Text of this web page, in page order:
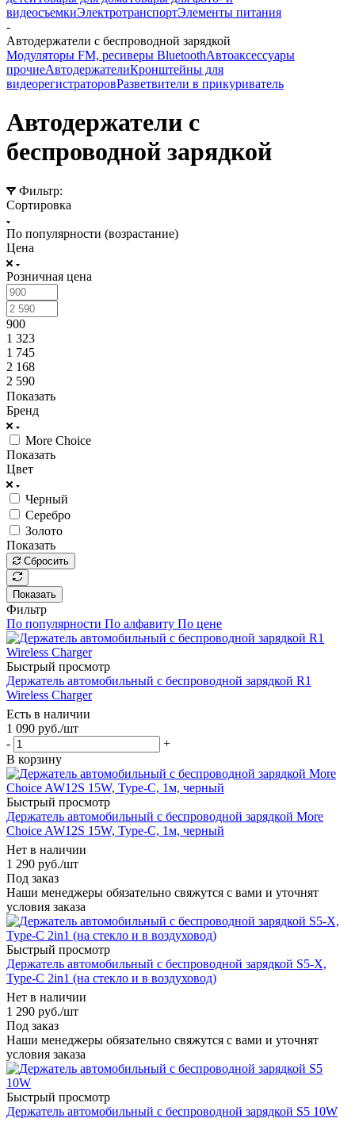
видеосъемкиЭлектротранспортЭлементы питания
-
Автодержатели с беспроводной зарядкой
Модуляторы FM, ресиверы BluetoothАвтоаксессуары
прочиеАвтодержателиКронштейны для
видеорегистраторовРазветвители в прикуриватель
Автодержатели с
беспроводной зарядкой
Фильтр:
Сортировка
По популярности (возрастание)
Цена
Розничная цена
900
1 323
1 745
2 168
2 590
Показать
Бренд
More Choice
Показать
Цвет
Черный
Серебро
Золото
Показать
Сбросить
Показать
Фильтр
По популярности По алфавиту По цене
Быстрый просмотр
Держатель автомобильный с беспроводной зарядкой R1
Wireless Charger
Есть в наличии
1 090 руб./шт
-
+
В корзину
Быстрый просмотр
Держатель автомобильный c беспроводной зарядкой More
Choice AW12S 15W, Type-C, 1м, черный
Нет в наличии
1 290 руб./шт
Под заказ
Наши менеджеры обязательно свяжутся с вами и уточнят
условия заказа
Быстрый просмотр
Держатель автомобильный с беспроводной зарядкой S5-X,
Type-C 2in1 (на стекло и в воздуховод)
Нет в наличии
1 290 руб./шт
Под заказ
Наши менеджеры обязательно свяжутся с вами и уточнят
условия заказа
Быстрый просмотр
Держатель автомобильный с беспроводной зарядкой S5 10W